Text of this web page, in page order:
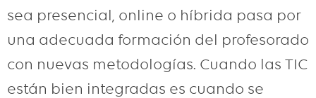
sea presencial, online o híbrida pasa por
una adecuada formación del profesorado
con nuevas metodologías. Cuando las TIC
están bien integradas es cuando se